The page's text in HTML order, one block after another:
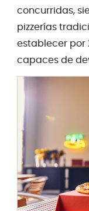
concurridas,
pizzerías
establecer por
capaces de